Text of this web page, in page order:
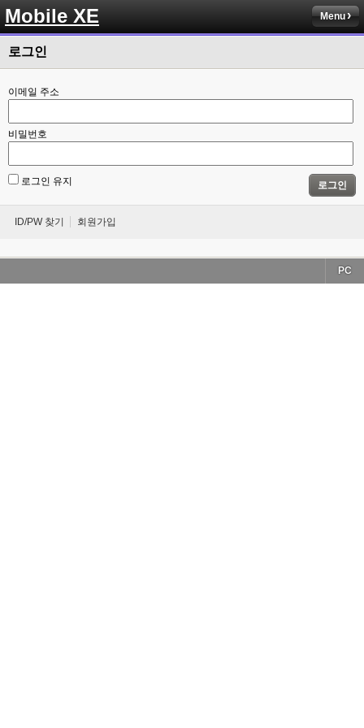
Mobile XE Menu
로그인
이메일 주소
비밀번호
로그인 유지 로그인
ID/PW 찾기 회원가입
PC